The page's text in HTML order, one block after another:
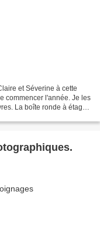
et Séverine à cette
commencer l'année. Je les
La boîte ronde à étages